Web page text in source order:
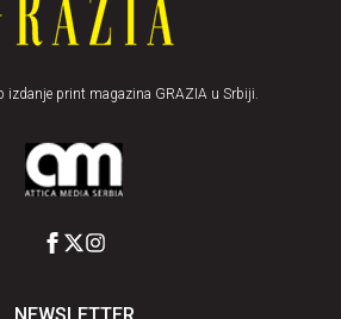
izdanje print magazina GRAZIA u Srbiji.